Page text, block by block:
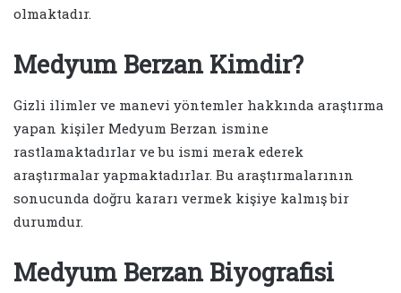
olmaktadır.
Medyum Berzan Kimdir?
Gizli ilimler ve manevi yöntemler hakkında araştırma
yapan kişiler Medyum Berzan ismine
rastlamaktadırlar ve bu ismi merak ederek
araştırmalar yapmaktadırlar. Bu araştırmalarının
sonucunda doğru kararı vermek kişiye kalmış bir
durumdur.
Medyum Berzan Biyografisi